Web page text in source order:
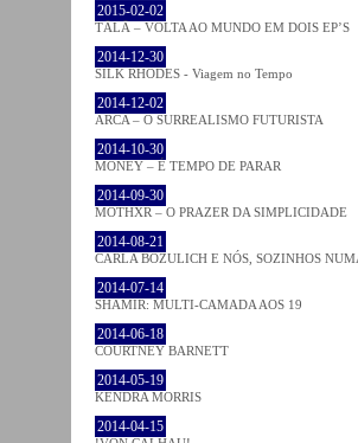
2015-02-02
TĀLĀ – VOLTA AO MUNDO EM DOIS EP’S
2014-12-30
SILK RHODES - Viagem no Tempo
2014-12-02
ARCA – O SURREALISMO FUTURISTA
2014-10-30
MONEY – É TEMPO DE PARAR
2014-09-30
MOTHXR – O PRAZER DA SIMPLICIDADE
2014-08-21
CARLA BOZULICH E NÓS, SOZINHOS
2014-07-14
SHAMIR: MULTI-CAMADA AOS 19
2014-06-18
COURTNEY BARNETT
2014-05-19
KENDRA MORRIS
2014-04-15